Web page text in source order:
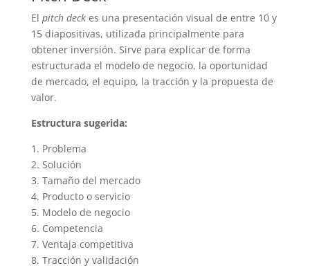
El pitch deckes una presentación visual de entre 10 y
15 diapositivas, utilizada principalmente para
obtener inversión. Sirve para explicar de forma
estructurada el modelo de negocio, la oportunidad
de mercado, el equipo, la tracción y la propuesta de
valor.
Estructura sugerida:
1. Problema
2. Solución
3. Tamaño del mercado
4. Producto o servicio
5. Modelo de negocio
6. Competencia
7. Ventaja competitiva
8. Tracción y validación